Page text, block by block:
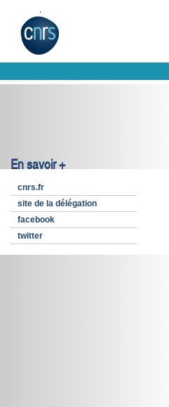
En savoir +
cnrs.fr
site de la délégation
facebook
twitter